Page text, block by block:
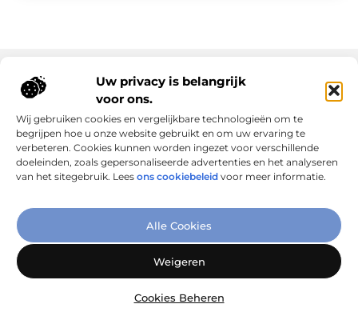
Uw privacy is belangrijk
voor ons.
Wij gebruiken cookies en vergelijkbare technologieën om te
begrijpen hoe u onze website gebruikt en om uw ervaring te
verbeteren. Cookies kunnen worden ingezet voor verschillende
doeleinden, zoals gepersonaliseerde advertenties en het analyseren
van het sitegebruik. Lees ons cookiebeleid voor meer informatie.
Alle Cookies
Weigeren
Cookies Beheren
Verbind Artikelen, Deel Inzichten
vandaag nog!
Onze informatie